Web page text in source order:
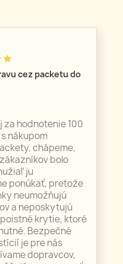
star
cez packetu do
za hodnotenie 100
nákupom
chápeme,
bolo
ju
ponúkať, pretože
neumožňujú
a neposkytujú
krytie, ktoré
Bezpečné
je pre nás
dopravcov,